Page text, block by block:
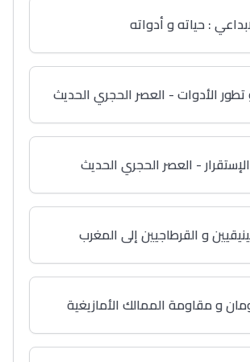
: حياته و أدواته
الأدوات - العصر الحجري الحديث
- العصر الحجري الحديث
و القرطاجيين إلى المغرب
و مقاومة الممالك الأمازيغية